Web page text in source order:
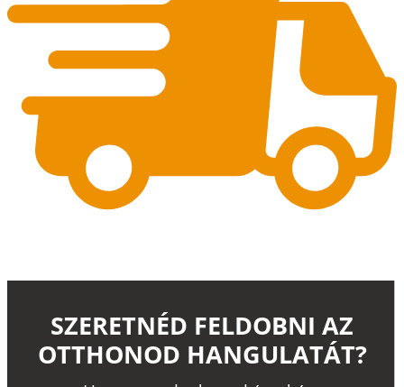
SZERETNÉD FELDOBNI AZ
OTTHONOD HANGULATÁT?